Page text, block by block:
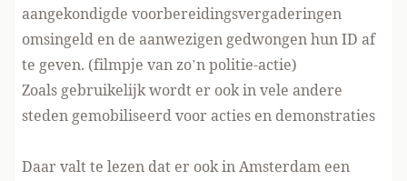
aangekondigde voorbereidingsvergaderingen
omsingeld en de aanwezigen gedwongen hun ID af
te geven. (filmpje van zo’n politie-actie)
Zoals gebruikelijk wordt er ook in vele andere
stedengemobiliseerd voor acties en demonstraties
Daar valt te lezen dat er ook in Amsterdam een